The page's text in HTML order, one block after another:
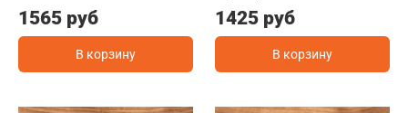
1565 руб
В корзину
1425 руб
В корзину